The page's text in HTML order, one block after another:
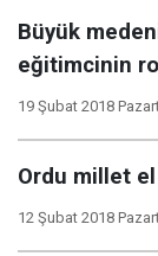
Büyük
eğitimcinin
19 Şubat 2018
Ordu millet
12 Şubat 2018